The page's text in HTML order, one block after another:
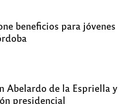
beneficios para jóvenes
Abelardo de la Espriella y
presidencial